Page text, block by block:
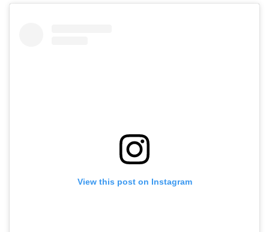
View this post on Instagram